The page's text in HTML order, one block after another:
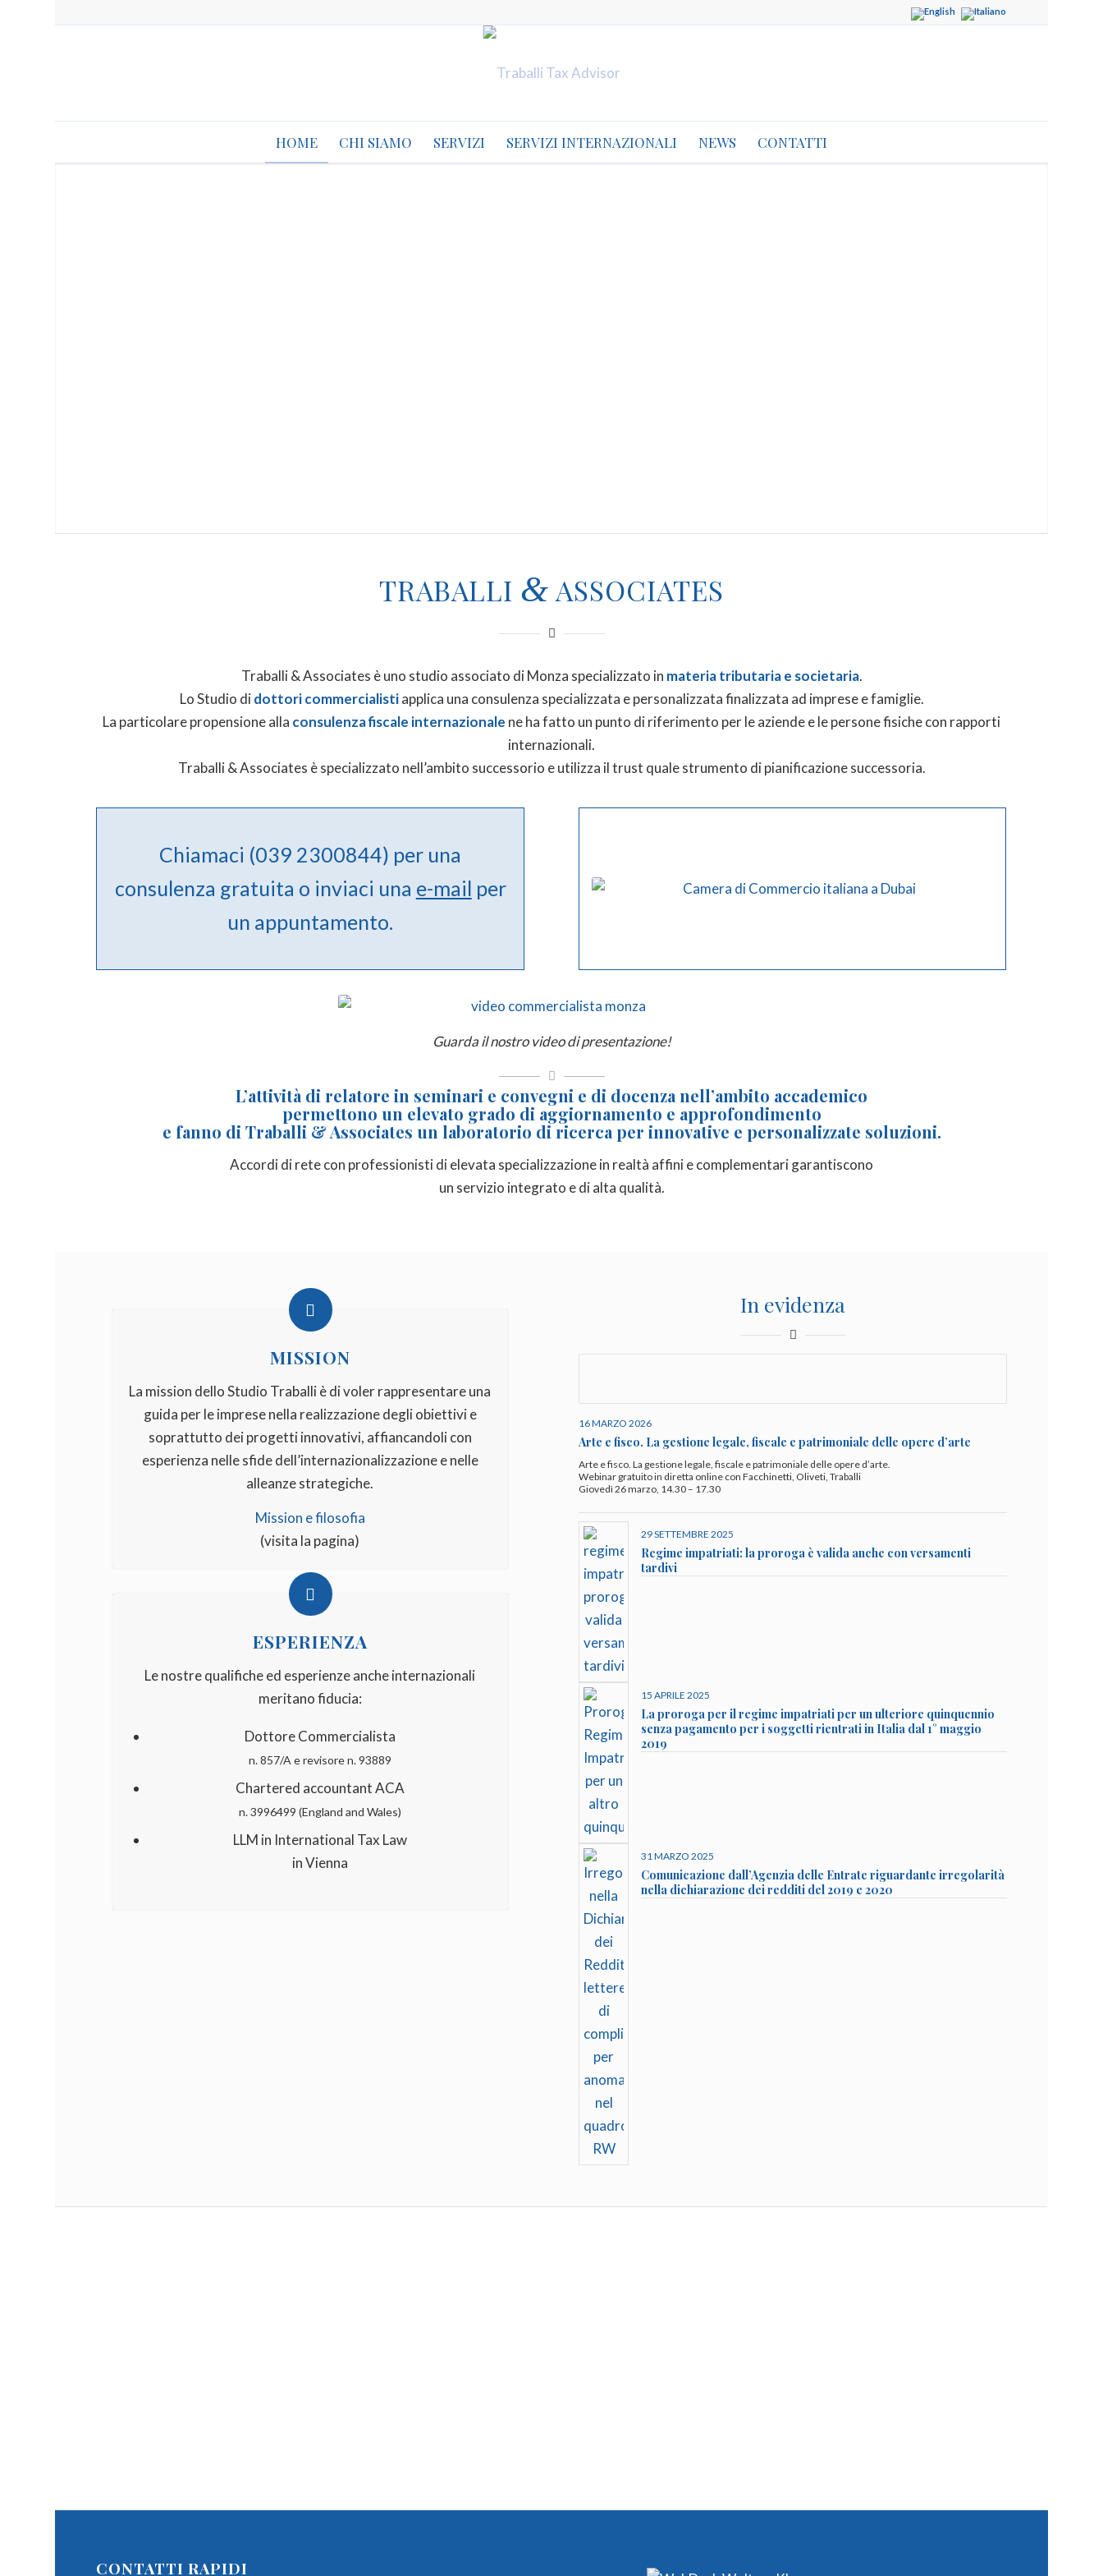
HOME CHI SIAMO SERVIZI SERVIZI INTERNAZIONALI NEWS CONTATTI
TRABALLI &ASSOCIATES
Traballi & Associates è uno studio associato di Monza specializzato in materia tributaria e societaria.
Lo Studio didottori commercialistiapplica una consulenza specializzata e personalizzata finalizzata ad imprese e famiglie.
La particolare propensione alla consulenza fiscale internazionale ne ha fatto un punto di riferimento per le aziende e le persone fisiche con rapporti
internazionali.
Traballi & Associates è specializzato nell’ambito successorio e utilizza il trust quale strumento di pianificazione successoria.
Chiamaci (039 2300844) per una
consulenza gratuita o inviaci una e-mail per
un appuntamento.
Guarda il nostro video di presentazione!
L’attività di relatore in seminari e convegni e di docenza nell’ambito accademico
permettono un elevato grado di aggiornamento e approfondimento
e fanno di Traballi & Associates un laboratorio di ricerca per innovative e personalizzate soluzioni.
Accordi di rete con professionisti di elevata specializzazione in realtà affini e complementari garantiscono
un servizio integrato e di alta qualità.
MISSION
La mission dello Studio Traballi è di voler rappresentare una
guida per le imprese nella realizzazione degli obiettivi e
soprattutto dei progetti innovativi, affiancandoli con
esperienza nelle sfide dell’internazionalizzazione e nelle
alleanze strategiche.
Mission e filosofia
(visita la pagina)
ESPERIENZA
Le nostre qualifiche ed esperienze anche internazionali
meritano fiducia:
Dottore Commercialista
n. 857/A e revisore n. 93889
Chartered accountant ACA
n. 3996499 (England and Wales)
LLM in International Tax Law
in Vienna
In evidenza
16 MARZO 2026
Arte e fisco. La gestione legale, fiscale e patrimoniale delle opere d’arte
Arte e fisco. La gestione legale, fiscale e patrimoniale delle opere d’arte.
Webinar gratuito in diretta online con Facchinetti, Oliveti, Traballi
Giovedì 26 marzo, 14.30 – 17.30
29 SETTEMBRE 2025
Regime impatriati: la proroga è valida anche con versamenti
tardivi
15 APRILE 2025
La proroga per il regime impatriati per un ulteriore quinquennio
senza pagamento per i soggetti rientrati in Italia dal 1° maggio
2019
31 MARZO 2025
Comunicazione dall’Agenzia delle Entrate riguardante irregolarità
nella dichiarazione dei redditi del 2019 e 2020
CONTATTI RAPIDI